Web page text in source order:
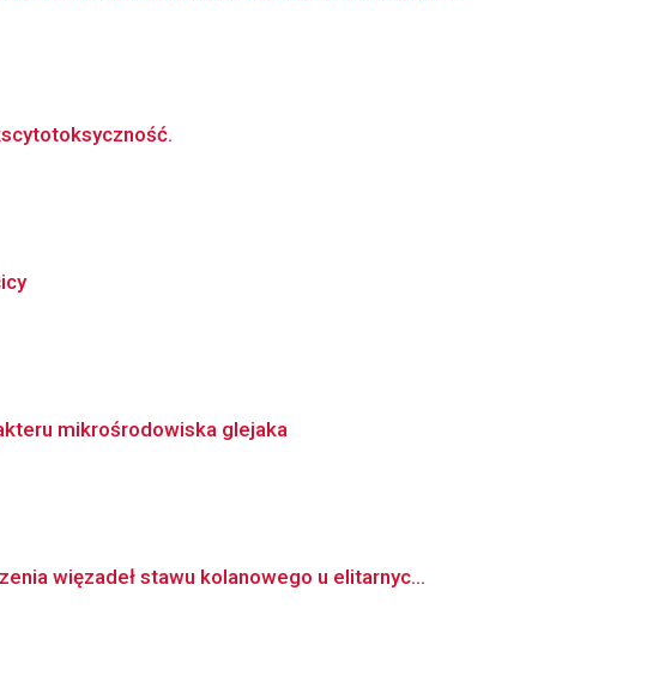
mikrośrodowiska glejaka
więzadeł stawu kolanowego u elitarnyc...